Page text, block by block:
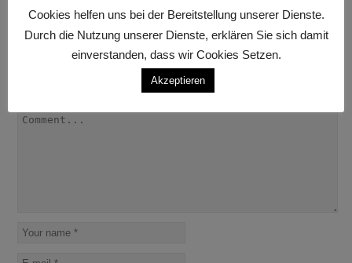
Leave a Comment
Deine E-Mail-Adresse wird nicht veröffentlicht.
markiert
Cookies helfen uns bei der Bereitstellung unserer Dienste.
Durch die Nutzung unserer Dienste, erklären Sie sich damit
einverstanden, dass wir Cookies Setzen.
Akzeptieren